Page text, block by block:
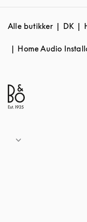
Alle butikker DK
Home Audio